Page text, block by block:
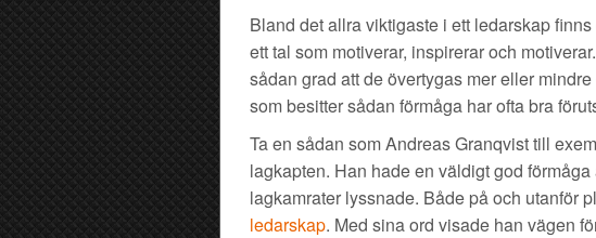
Bland det allra viktigaste i ett ledarskap
ett tal som motiverar, inspirerar och
sådan grad att de övertygas mer eller
som besitter sådan förmåga har ofta bra
Ta en sådan som Andreas Granqvist till
lagkapten. Han hade en väldigt god
lagkamrater lyssnade. Både på och utanför
ledarskap. Med sina ord visade han vägen